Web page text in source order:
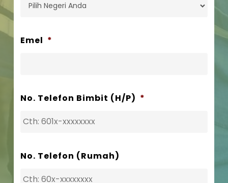
Emel *
No. Telefon Bimbit (H/P) *
No. Telefon (Rumah)